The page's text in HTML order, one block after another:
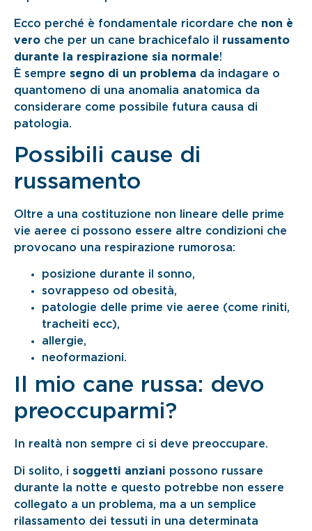
Ecco perché è fondamentale ricordare che non è
vero che per un cane brachicefalo il russamento
durante la respirazione sia normale!
È sempre segno di un problema da indagare o
quantomeno di una anomalia anatomica da
considerare come possibile futura causa di
patologia.
Possibili cause di
russamento
Oltre a una costituzione non lineare delle prime
vie aeree ci possono essere altre condizioni che
provocano una respirazione rumorosa:
posizione durante il sonno,
sovrappeso od obesità,
patologie delle prime vie aeree (come riniti,
tracheiti ecc),
allergie,
neoformazioni.
Il mio cane russa: devo
preoccuparmi?
In realtà non sempre ci si deve preoccupare.
Di solito, i soggetti anziani possono russare
durante la notte e questo potrebbe non essere
collegato a un problema, ma a un semplice
rilassamento dei tessuti in una determinata